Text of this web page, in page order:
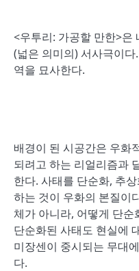
<우투리: 가공할 만한>은
(넓은 의미의) 서사극이
역을 묘사한다.
배경이 된 시공간은 우화
되려고 하는 리얼리즘과
한다. 사태를 단순화, 추
하는 것이 우화의 본질이
체가 아니라, 어떻게 단
단순화된 사태도 현실에
미장센이 중시되는 무대
다.